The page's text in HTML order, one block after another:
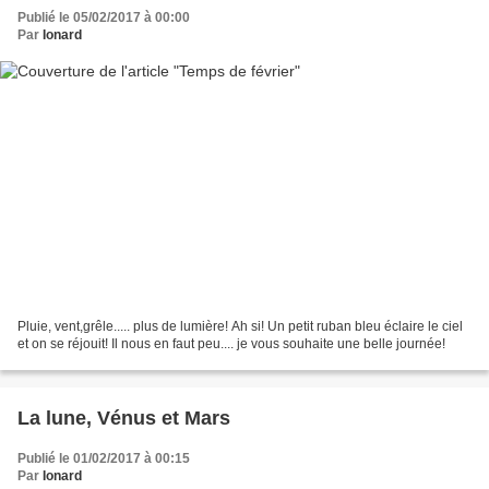
Publié le 05/02/2017 à 00:00
Par Ionard
Pluie, vent,grêle..... plus de lumière! Ah si! Un petit ruban bleu éclaire le ciel
et on se réjouit! Il nous en faut peu.... je vous souhaite une belle journée!
La lune, Vénus et Mars
Publié le 01/02/2017 à 00:15
Par Ionard